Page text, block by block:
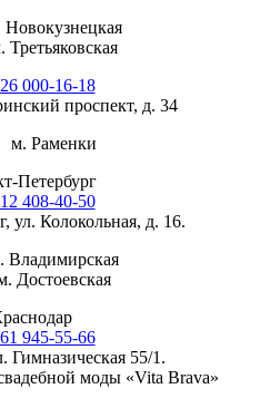
Новокузнецкая
Третьяковская
000-16-18
проспект, д. 34
м. Раменки
Петербург
408-40-50
ул. Колокольная, д. 16.
Владимирская
Достоевская
945-55-66
Гимназическая 55/1.
моды «Vita Brava»